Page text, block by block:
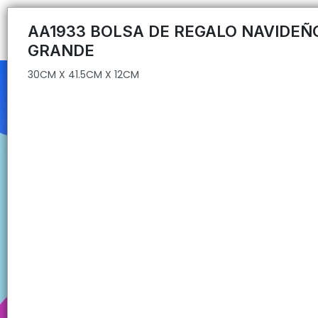
30CM X 41.5CM X 12CM
AA1933 BOLSA DE REGALO
GRANDE
30CM X 41.5CM X 12CM